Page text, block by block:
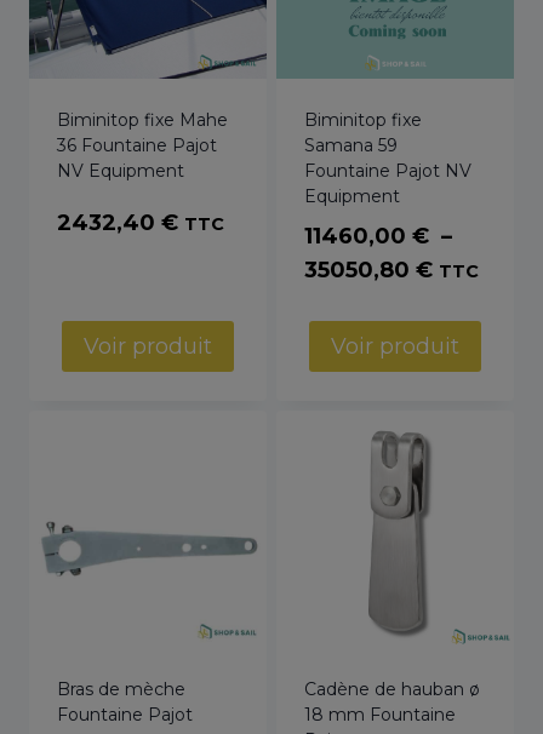
Biminitop fixe Mahe
36 Fountaine Pajot
NV Equipment
2432,40 € TTC
Voir produit
Biminitop fixe
Samana 59
Fountaine Pajot NV
Equipment
11460,00 € –
35050,80 €Plage
prix :
11460,00
TTC
Voir produit
Bras de mèche
Fountaine Pajot
Cadène de hauban ø
18 mm Fountaine